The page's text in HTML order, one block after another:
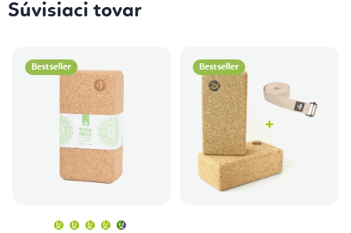
Súvisiaci tovar
Bestseller Bestseller